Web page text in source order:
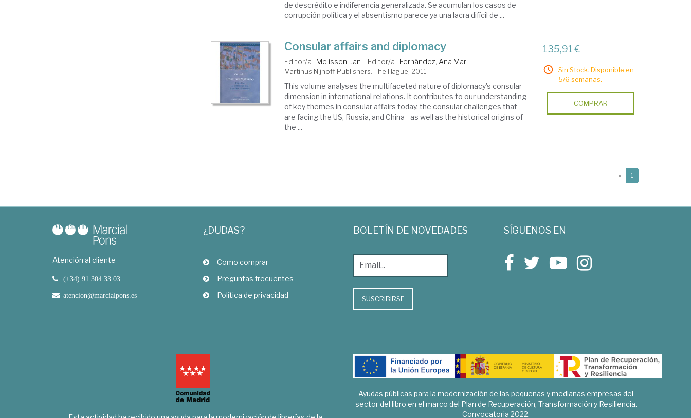
de descrédito e indiferencia generalizada. Se acumulan los casos de
corrupción política y el absentismo parece ya una lacra difícil de ...
Consular affairs and diplomacy
Editor/a . Melissen, Jan Editor/a . Fernández, Ana Mar
Martinus Nijhoff Publishers. The Hague, 2011
This volume analyses the multifaceted nature of diplomacy's consular
dimension in international relations. It contributes to our understanding
of key themes in consular affairs today, the consular challenges that
are facing the US, Russia, and China - as well as the historical origins of
the ...
135,91 €
Sin Stock. Disponible en
5/6 semanas.
COMPRAR
« 1
Atención al cliente
(+34) 91 304 33 03
atencion@marcialpons.es
¿DUDAS?
Como comprar
Preguntas frecuentes
Política de privacidad
BOLETÍN DE NOVEDADES
SUSCRIBIRSE
SÍGUENOS EN
Ayudas públicas para la modernización de las pequeñas y medianas empresas del
sector del libro en el marco del Plan de Recuperación, Transformación y Resiliencia.
Convocatoria 2022.